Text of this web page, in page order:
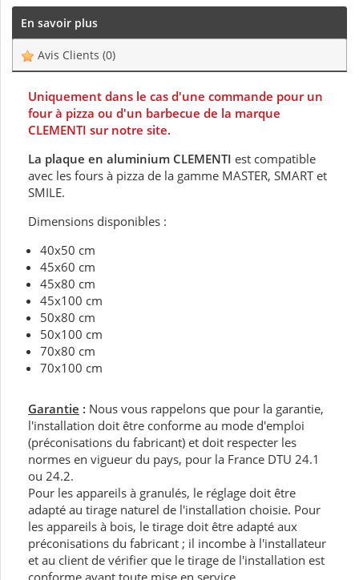
En savoir plus
Avis Clients (0)
Uniquement dans le cas d'une commande pour un
four à pizza ou d'un barbecue de la marque
CLEMENTI sur notre site.
La plaque en aluminium CLEMENTI est compatible
avec les fours à pizza de la gamme MASTER, SMART et
SMILE.
Dimensions disponibles :
40x50 cm
45x60 cm
45x80 cm
45x100 cm
50x80 cm
50x100 cm
70x80 cm
70x100 cm
Garantie : Nous vous rappelons que pour la garantie,
l'installation doit être conforme au mode d'emploi
(préconisations du fabricant) et doit respecter les
normes en vigueur du pays, pour la France DTU 24.1
ou 24.2.
Pour les appareils à granulés, le réglage doit être
adapté au tirage naturel de l'installation choisie. Pour
les appareils à bois, le tirage doit être adapté aux
préconisations du fabricant ; il incombe à l'installateur
et au client de vérifier que le tirage de l'installation est